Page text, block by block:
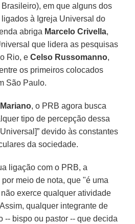
em que alguns dos
à Igreja Universal do
abriga Marcelo Crivella,
que lidera as pesquisas
Rio, e Celso Russomanno,
os primeiros colocados
São Paulo.
Mariano, o PRB agora busca
tipo de percepção dessa
devido às constantes
da sociedade.
ligação com o PRB, a
meio de nota, que "é uma
exerce qualquer atividade
qualquer integrante de
-- bispo ou pastor -- que decida